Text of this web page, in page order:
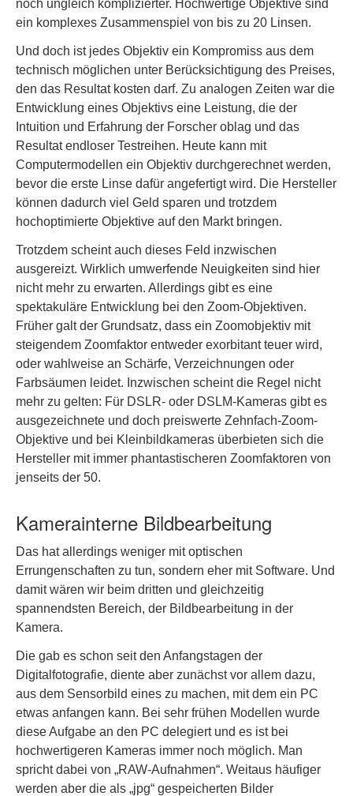
noch ungleich komplizierter. Hochwertige Objektive sind
ein komplexes Zusammenspiel von bis zu 20 Linsen.
Und doch ist jedes Objektiv ein Kompromiss aus dem
technisch möglichen unter Berücksichtigung des Preises,
den das Resultat kosten darf. Zu analogen Zeiten war die
Entwicklung eines Objektivs eine Leistung, die der
Intuition und Erfahrung der Forscher oblag und das
Resultat endloser Testreihen. Heute kann mit
Computermodellen ein Objektiv durchgerechnet werden,
bevor die erste Linse dafür angefertigt wird. Die Hersteller
können dadurch viel Geld sparen und trotzdem
hochoptimierte Objektive auf den Markt bringen.
Trotzdem scheint auch dieses Feld inzwischen
ausgereizt. Wirklich umwerfende Neuigkeiten sind hier
nicht mehr zu erwarten. Allerdings gibt es eine
spektakuläre Entwicklung bei den Zoom-Objektiven.
Früher galt der Grundsatz, dass ein Zoomobjektiv mit
steigendem Zoomfaktor entweder exorbitant teuer wird,
oder wahlweise an Schärfe, Verzeichnungen oder
Farbsäumen leidet. Inzwischen scheint die Regel nicht
mehr zu gelten: Für DSLR- oder DSLM-Kameras gibt es
ausgezeichnete und doch preiswerte Zehnfach-Zoom-
Objektive und bei Kleinbildkameras überbieten sich die
Hersteller mit immer phantastischeren Zoomfaktoren von
jenseits der 50.
Kamerainterne Bildbearbeitung
Das hat allerdings weniger mit optischen
Errungenschaften zu tun, sondern eher mit Software. Und
damit wären wir beim dritten und gleichzeitig
spannendsten Bereich, der Bildbearbeitung in der
Kamera.
Die gab es schon seit den Anfangstagen der
Digitalfotografie, diente aber zunächst vor allem dazu,
aus dem Sensorbild eines zu machen, mit dem ein PC
etwas anfangen kann. Bei sehr frühen Modellen wurde
diese Aufgabe an den PC delegiert und es ist bei
hochwertigeren Kameras immer noch möglich. Man
spricht dabei von „RAW-Aufnahmen“. Weitaus häufiger
werden aber die als „jpg“ gespeicherten Bilder